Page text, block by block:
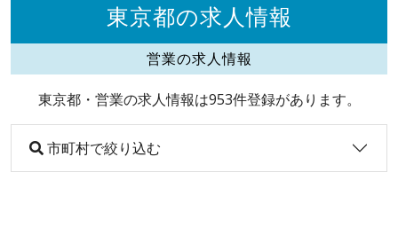
東京都の求人情報
営業の求人情報
東京都・営業の求人情報は953件登録があります。
市町村で絞り込む